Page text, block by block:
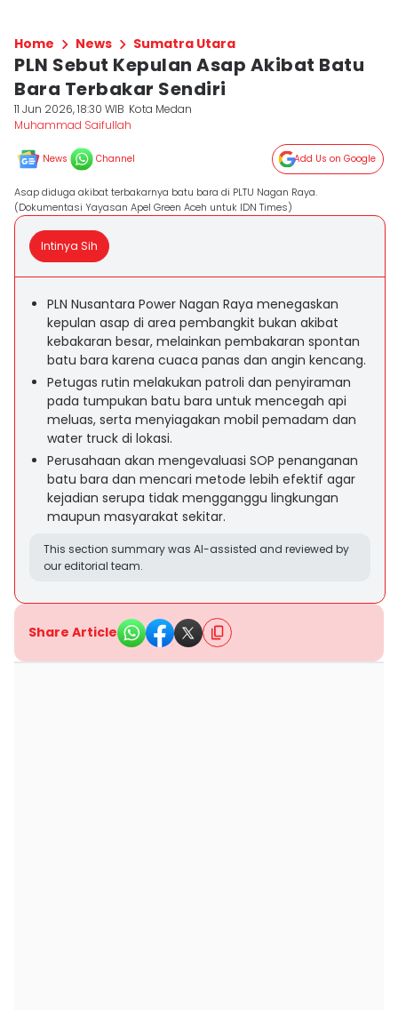
Home News Sumatra Utara
PLN Sebut Kepulan Asap Akibat Batu
Bara Terbakar Sendiri
11 Jun 2026, 18:30 WIB Kota Medan
Muhammad Saifullah
News Channel Add Us on Google
Asap diduga akibat terbakarnya batu bara di PLTU Nagan Raya.
(Dokumentasi Yayasan Apel Green Aceh untuk IDN Times)
Intinya Sih
PLN Nusantara Power Nagan Raya menegaskan
kepulan asap di area pembangkit bukan akibat
kebakaran besar, melainkan pembakaran spontan
batu bara karena cuaca panas dan angin kencang.
Petugas rutin melakukan patroli dan penyiraman
pada tumpukan batu bara untuk mencegah api
meluas, serta menyiagakan mobil pemadam dan
water truck di lokasi.
Perusahaan akan mengevaluasi SOP penanganan
batu bara dan mencari metode lebih efektif agar
kejadian serupa tidak mengganggu lingkungan
maupun masyarakat sekitar.
This section summary was AI-assisted and reviewed by
our editorial team.
Share Article